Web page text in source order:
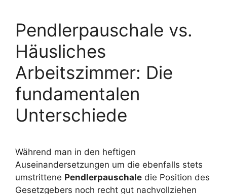
Pendlerpauschale vs.
Häusliches
Arbeitszimmer: Die
fundamentalen
Unterschiede
Während man in den heftigen
Auseinandersetzungen um die ebenfalls stets
umstrittene Pendlerpauschale die Position des
Gesetzgebers noch recht gut nachvollziehen